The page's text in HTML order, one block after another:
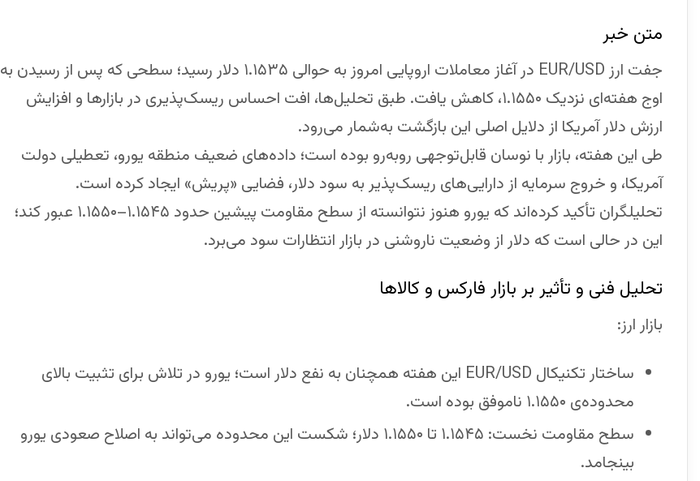
متن خبر
جفت ارز EUR/USD در آغاز معاملات اروپایی امروز به حوالی ۱.۱۵۳۵ دلار رسید؛ سطحی که پس از رسیدن به
اوج هفته‌ای نزدیک ۱.۱۵۵۰، کاهش یافت. طبق تحلیل‌ها، افت احساس ریسک‌پذیری در بازارها و افزایش
ارزش دلار آمریکا از دلایل اصلی این بازگشت به‌شمار می‌رود.
طی این هفته، بازار با نوسان قابل‌توجهی روبه‌رو بوده است؛ داده‌های ضعیف منطقه یورو، تعطیلی دولت
آمریکا، و خروج سرمایه از دارایی‌های ریسک‌پذیر به سود دلار، فضایی «پریش» ایجاد کرده است.
تحلیلگران تأکید کرده‌اند که یورو هنوز نتوانسته از سطح مقاومت پیشین حدود ۱.۱۵۴۵–۱.۱۵۵۰ عبور کند؛
این در حالی است که دلار از وضعیت ناروشنی در بازار انتظارات سود می‌برد.
تحلیل فنی و تأثیر بر بازار فارکس و کالاها
بازار ارز:
ساختار تکنیکال EUR/USD این هفته همچنان به نفع دلار است؛ یورو در تلاش برای تثبیت بالای
محدوده‌ی ۱.۱۵۵۰ ناموفق بوده است.
سطح مقاومت نخست: ۱.۱۵۴۵ تا ۱.۱۵۵۰ دلار؛ شکست این محدوده می‌تواند به اصلاح صعودی یورو
بینجامد.